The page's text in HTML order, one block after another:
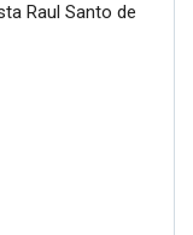
Raul Santo de